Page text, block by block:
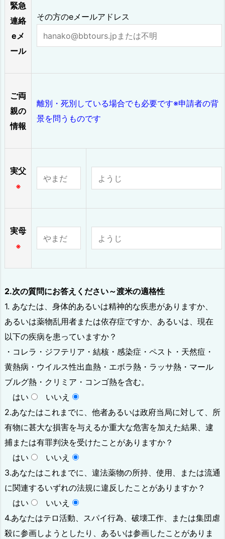
緊急
連絡
eメ
ール
その方のeメールアドレス
ご両
親の
情報
離別・死別している場合でも必要です※申請者の背
景を問うものです
実父
※
実母
※
2.次の質問にお答えください～渡米の適格性
1. あなたは、身体的あるいは精神的な疾患がありますか、
あるいは薬物乱用者または依存症ですか、あるいは、現在
以下の疾病を患っていますか？
・コレラ・ジフテリア・結核・感染症・ペスト・天然痘・
黄熱病・ウイルス性出血熱・エボラ熱・ラッサ熱・マール
ブルグ熱・クリミア・コンゴ熱を含む。
はい
いいえ
2.あなたはこれまでに、他者あるいは政府当局に対して、所
有物に甚大な損害を与えるか重大な危害を加えた結果、逮
捕または有罪判決を受けたことがありますか？
はい
いいえ
3.あなたはこれまでに、違法薬物の所持、使用、または流通
に関連するいずれの法規に違反したことがありますか？
はい
いいえ
4.あなたはテロ活動、スパイ行為、破壊工作、または集団虐
殺に参画しようとしたり、あるいは参画したことがありま